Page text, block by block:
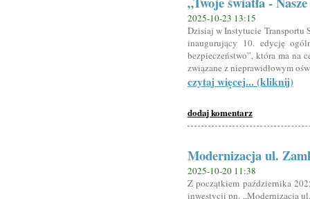
2025-10-23 13:15
Dzisiaj w Instytucie Transportu
inaugurujący 10. edycję
bezpieczeństwo”, która ma na
związane z nieprawidłowym
czytaj więcej... (kliknij)
dodaj komentarz
Modernizacja ul.
2025-10-20 11:38
Z początkiem października
inwestycji pn. „Modernizacja